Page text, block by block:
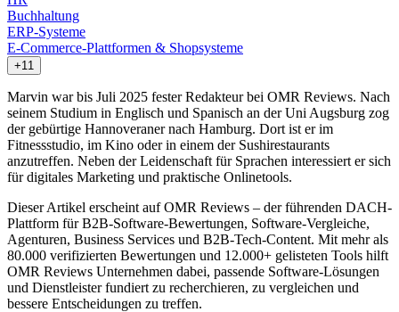
Buchhaltung
ERP-Systeme
E-Commerce-Plattformen & Shopsysteme
+11
Marvin war bis Juli 2025 fester Redakteur bei OMR Reviews. Nach
seinem Studium in Englisch und Spanisch an der Uni Augsburg zog
der gebürtige Hannoveraner nach Hamburg. Dort ist er im
Fitnessstudio, im Kino oder in einem der Sushirestaurants
anzutreffen. Neben der Leidenschaft für Sprachen interessiert er sich
für digitales Marketing und praktische Onlinetools.
Dieser Artikel erscheint auf OMR Reviews – der führenden DACH-
Plattform für B2B-Software-Bewertungen, Software-Vergleiche,
Agenturen, Business Services und B2B-Tech-Content. Mit mehr als
80.000 verifizierten Bewertungen und 12.000+ gelisteten Tools hilft
OMR Reviews Unternehmen dabei, passende Software-Lösungen
und Dienstleister fundiert zu recherchieren, zu vergleichen und
bessere Entscheidungen zu treffen.